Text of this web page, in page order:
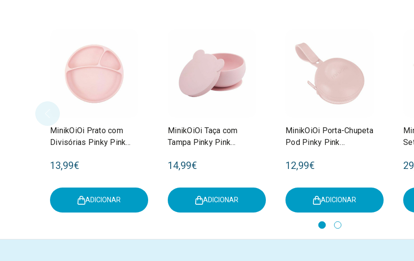
MinikOiOi Prato com
Divisórias Pinky Pink
13,99€
ADICIONAR
MinikOiOi Taça com
Tampa Pinky Pink
14,99€
ADICIONAR
MinikOiOi Porta-Chupeta
Pod Pinky Pink
12,99€
ADICIONAR